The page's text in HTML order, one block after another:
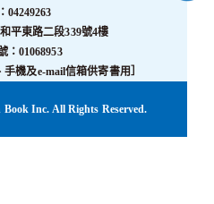
04249263
平東路二段339號4樓
：01068953
手機及e-mail信箱供寄書用］
Inc. All Rights Reserved.